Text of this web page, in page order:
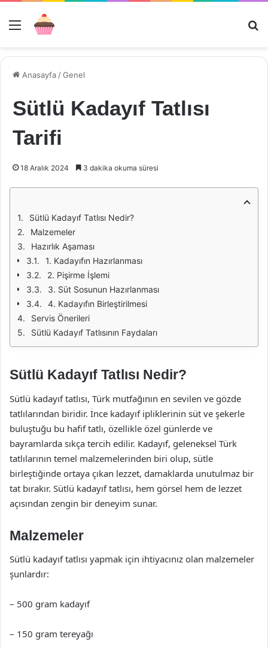
Menü
Anasayfa /Genel
Sütlü Kadayıf Tatlısı
Tarifi
18 Aralık 2024 3 dakika okuma süresi
Sütlü Kadayıf Tatlısı Nedir?
Malzemeler
Hazırlık Aşaması
1. Kadayıfın Hazırlanması
2. Pişirme İşlemi
3. Süt Sosunun Hazırlanması
4. Kadayıfın Birleştirilmesi
Servis Önerileri
Sütlü Kadayıf Tatlısının Faydaları
Sütlü Kadayıf Tatlısı Nedir?
Sütlü kadayıf tatlısı, Türk mutfağının en sevilen ve gözde
tatlılarından biridir. İnce kadayıf ipliklerinin süt ve şekerle
buluştuğu bu hafif tatlı, özellikle özel günlerde ve
bayramlarda sıkça tercih edilir. Kadayıf, geleneksel Türk
tatlılarının temel malzemelerinden biri olup, sütle
birleştiğinde ortaya çıkan lezzet, damaklarda unutulmaz bir
tat bırakır. Sütlü kadayıf tatlısı, hem görsel hem de lezzet
açısından zengin bir deneyim sunar.
Malzemeler
Sütlü kadayıf tatlısı yapmak için ihtiyacınız olan malzemeler
şunlardır:
– 500 gram kadayıf
– 150 gram tereyağı